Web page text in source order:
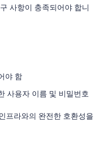
사항이 충족되어야 합니
야 함
사용자 이름 및 비밀번호
프라와의 완전한 호환성을